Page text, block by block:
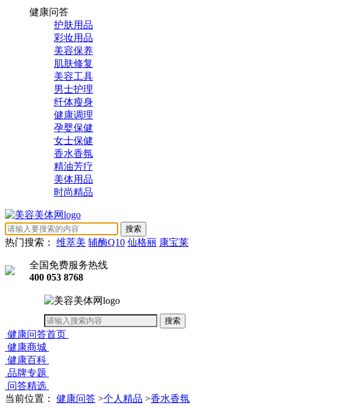
健康问答
护肤用品
彩妆用品
美容保养
肌肤修复
美容工具
男士护理
纤体瘦身
健康调理
孕婴保健
女士保健
香水香氛
精油芳疗
美体用品
时尚精品
热门搜索： 维萃美 辅酶Q10 仙格丽 康宝莱
全国免费服务热线
400 053 8768
健康问答首页
健康商城
健康百科
品牌专题
问答精选
当前位置： 健康问答 >个人精品 >香水香氛